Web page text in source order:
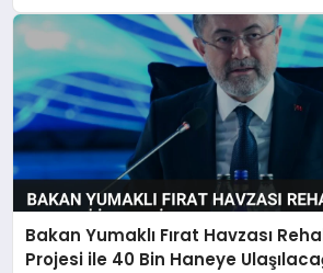
Bakan Yumaklı Fırat Havzası
Projesi ile 40 Bin Haneye